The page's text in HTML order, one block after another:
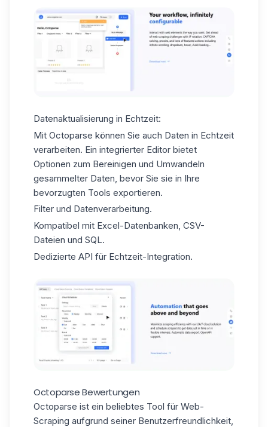
Datenaktualisierung in Echtzeit:
Mit Octoparse können Sie auch Daten in Echtzeit
verarbeiten. Ein integrierter Editor bietet
Optionen zum Bereinigen und Umwandeln
gesammelter Daten , bevor Sie sie in Ihre
bevorzugten Tools exportieren.
Filter und Datenverarbeitung.
Kompatibel mit Excel-Datenbanken, CSV-
Dateien und SQL.
Dedizierte API für Echtzeit-Integration.
Octoparse Bewertungen
Octoparse ist ein beliebtes Tool für Web-
Scraping aufgrund seiner Benutzerfreundlichkeit